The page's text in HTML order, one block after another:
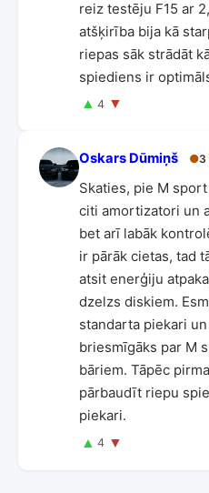
reiz testēju F15 ar
atšķirība bija kā
riepas sāk strādāt
spiediens ir
▲ 4 ▼
Oskars Dūmiņš ●3
Skaties, pie M
citi amortizatori un
bet arī labāk
ir pārāk cietas, tad
atsit enerģiju
dzelzs diskiem.
standarta piekari
briesmīgāks par M
bāriem. Tāpēc
pārbaudīt riepu
piekari.
▲ 4 ▼